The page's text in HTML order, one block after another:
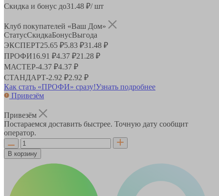
Скидка и бонус до31.48 ₽/ шт
Клуб покупателей «Ваш Дом»
СтатусСкидкаБонусВыгода
ЭКСПЕРТ25.65 ₽5.83 ₽31.48 ₽
ПРОФИ16.91 ₽4.37 ₽21.28 ₽
МАСТЕР-4.37 ₽4.37 ₽
СТАНДАРТ-2.92 ₽2.92 ₽
Как стать «ПРОФИ» сразу!Узнать подробнее
Привезём
Привезём
Постараемся доставить быстрее. Точную дату сообщит
оператор.
В корзину